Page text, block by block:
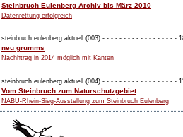
Steinbruch Eulenberg Archiv bis März 2010
Datenrettung erfolgreich
steinbruch eulenberg aktuell (003) - - - - - - - - - - - - - - - - - -
neu grumms
Nachhtrag in 2014 möglich mit Kanten
steinbruch eulenberg aktuell (004) - - - - - - - - - - - - - - - - - -
Vom Steinbruch zum Naturschutzgebiet
NABU-Rhein-Sieg-Ausstellung zum Steinbruch Eulenberg